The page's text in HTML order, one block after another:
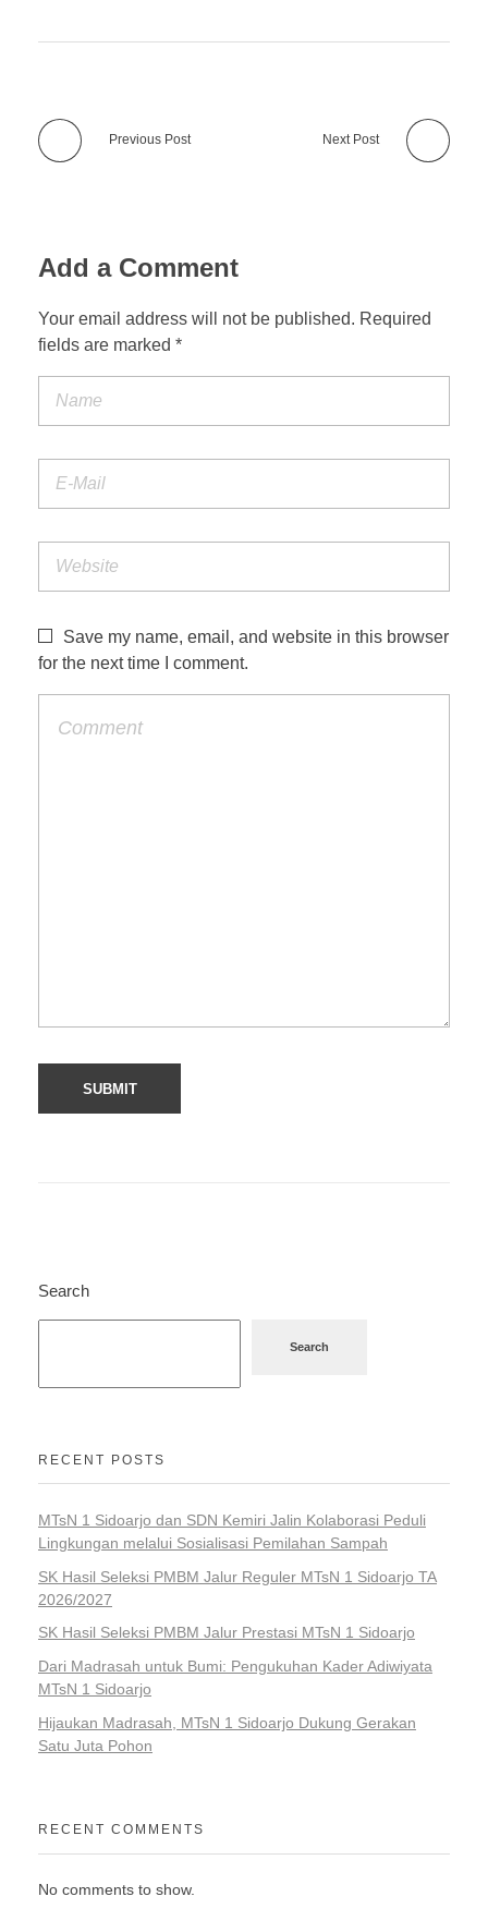
Previous Post Next Post
Add a Comment
Your email address will not be published. Required
fields are marked *
Save my name, email, and website in this browser
for the next time I comment.
Search
Search
RECENT POSTS
MTsN 1 Sidoarjo dan SDN Kemiri Jalin Kolaborasi Peduli
Lingkungan melalui Sosialisasi Pemilahan Sampah
SK Hasil Seleksi PMBM Jalur Reguler MTsN 1 Sidoarjo TA
2026/2027
SK Hasil Seleksi PMBM Jalur Prestasi MTsN 1 Sidoarjo
Dari Madrasah untuk Bumi: Pengukuhan Kader Adiwiyata
MTsN 1 Sidoarjo
Hijaukan Madrasah, MTsN 1 Sidoarjo Dukung Gerakan
Satu Juta Pohon
RECENT COMMENTS
No comments to show.